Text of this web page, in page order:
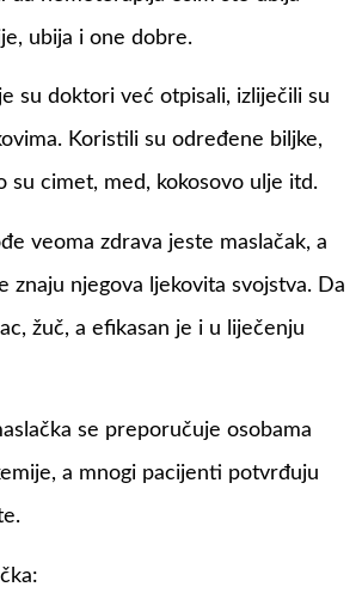
ubija i one dobre.
su doktori već otpisali, izliječili su
Koristili su određene biljke,
su cimet, med, kokosovo ulje itd.
veoma zdrava jeste maslačak, a
znaju njegova ljekovita svojstva. Da
žuč, a efikasan je i u liječenju
se preporučuje osobama
a mnogi pacijenti potvrđuju